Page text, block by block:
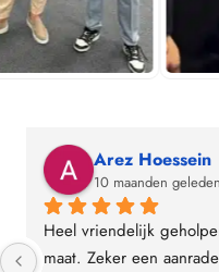
Arez Hoessein
10 maanden geleden
Heel vriendelijk
maat. Zeker een